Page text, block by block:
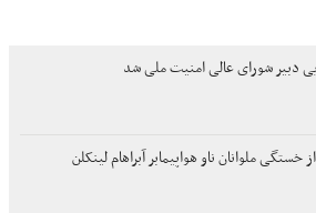
دبیر شورای عالی امنیت ملی شد
خستگی ملوانان ناو هواپیمابر آبراهام لینکلن